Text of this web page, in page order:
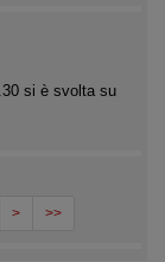
si è svolta su
> >>